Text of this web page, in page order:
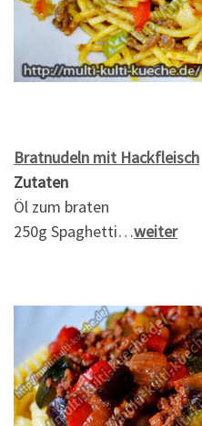
Bratnudeln mit Hackfleisch
Zutaten
Öl zum braten
250g Spaghetti…weiter